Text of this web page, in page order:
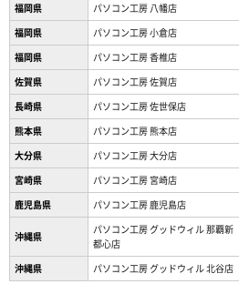
福岡県
パソコン工房 八幡店
福岡県
パソコン工房 小倉店
福岡県
パソコン工房 香椎店
佐賀県
パソコン工房 佐賀店
長崎県
パソコン工房 佐世保店
熊本県
パソコン工房 熊本店
大分県
パソコン工房 大分店
宮崎県
パソコン工房 宮崎店
鹿児島県
パソコン工房 鹿児島店
沖縄県
パソコン工房 グッドウィル 那覇新
都心店
沖縄県 パソコン工房 グッドウィル 北谷店